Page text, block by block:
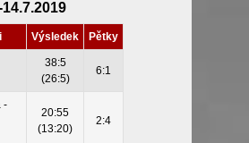
Výsledek Pětky
38:5
(26:5)
6:1
-
20:55
(13:20)
2:4